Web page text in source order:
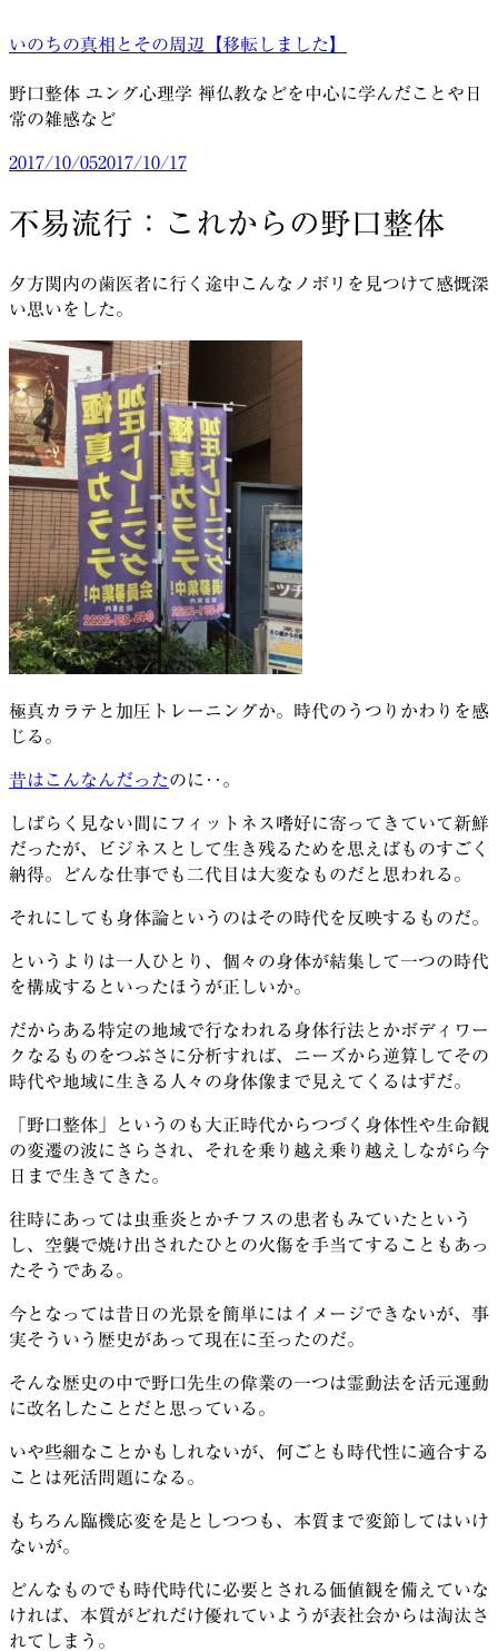
ン
ン
ツ
へ
キ
ッ
いのちの真相とその周辺【移転しました】
野口整体 ユング心理学 禅仏教などを中心に学んだことや日
常の雑感など
投
日:
2017/10/052017/10/17
不易流行：これからの野口整体
夕方関内の歯医者に行く途中こんなノボリを見つけて感慨深
い思いをした。
極真カラテと加圧トレーニングか。時代のうつりかわりを感
じる。
昔はこんなんだったのに‥。
しばらく見ない間にフィットネス嗜好に寄ってきていて新鮮
だったが、ビジネスとして生き残るためを思えばものすごく
納得。どんな仕事でも二代目は大変なものだと思われる。
それにしても身体論というのはその時代を反映するものだ。
というよりは一人ひとり、個々の身体が結集して一つの時代
を構成するといったほうが正しいか。
だからある特定の地域で行なわれる身体行法とかボディワー
クなるものをつぶさに分析すれば、ニーズから逆算してその
時代や地域に生きる人々の身体像まで見えてくるはずだ。
「野口整体」というのも大正時代からつづく身体性や生命観
の変遷の波にさらされ、それを乗り越え乗り越えしながら今
日まで生きてきた。
往時にあっては虫垂炎とかチフスの患者もみていたという
し、空襲で焼け出されたひとの火傷を手当てすることもあっ
たそうである。
今となっては昔日の光景を簡単にはイメージできないが、事
実そういう歴史があって現在に至ったのだ。
そんな歴史の中で野口先生の偉業の一つは霊動法を活元運動
に改名したことだと思っている。
いや些細なことかもしれないが、何ごとも時代性に適合する
ことは死活問題になる。
もちろん臨機応変を是としつつも、本質まで変節してはいけ
ないが。
どんなものでも時代時代に必要とされる価値観を備えていな
ければ、本質がどれだけ優れていようが表社会からは淘汰さ
れてしまう。